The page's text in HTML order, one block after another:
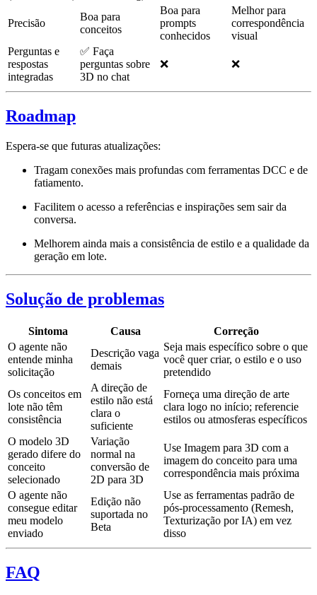
Precisão
Boa para
conceitos
Boa para
prompts
conhecidos
Melhor para
correspondência
visual
Perguntas e
respostas
integradas
✅ Faça
perguntas sobre
3D no chat
❌ ❌
Roadmap
Espera-se que futuras atualizações:
Tragam conexões mais profundas com ferramentas DCC e de
fatiamento.
Facilitem o acesso a referências e inspirações sem sair da
conversa.
Melhorem ainda mais a consistência de estilo e a qualidade da
geração em lote.
Solução de problemas
Sintoma Causa
Correção
O agente não
entende minha
solicitação
Descrição vaga
demais
Seja mais específico sobre o que
você quer criar, o estilo e o uso
pretendido
Os conceitos em
lote não têm
consistência
A direção de
estilo não está
clara o
suficiente
Forneça uma direção de arte
clara logo no início; referencie
estilos ou atmosferas específicos
O modelo 3D
gerado difere do
conceito
selecionado
Variação
normal na
conversão de
2D para 3D
Use Imagem para 3D com a
imagem do conceito para uma
correspondência mais próxima
O agente não
consegue editar
meu modelo
enviado
Edição não
suportada no
Beta
Use as ferramentas padrão de
pós-processamento (Remesh,
Texturização por IA) em vez
disso
FAQ